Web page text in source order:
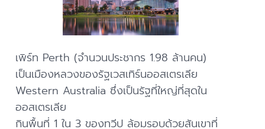
เพิร์ท Perth (จำนวนประชากร 1.98 ล้านคน)
เป็นเมืองหลวงของรัฐเวสเทิร์นออสเตรเลีย
Western Australia ซึ่งเป็นรัฐที่ใหญ่ที่สุดใน
ออสเตรเลีย
กินพื้นที่ 1 ใน 3 ของทวีป ล้อมรอบด้วยสันเขาที่